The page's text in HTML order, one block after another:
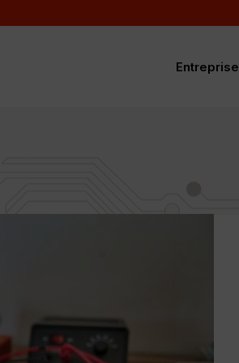
Entreprise